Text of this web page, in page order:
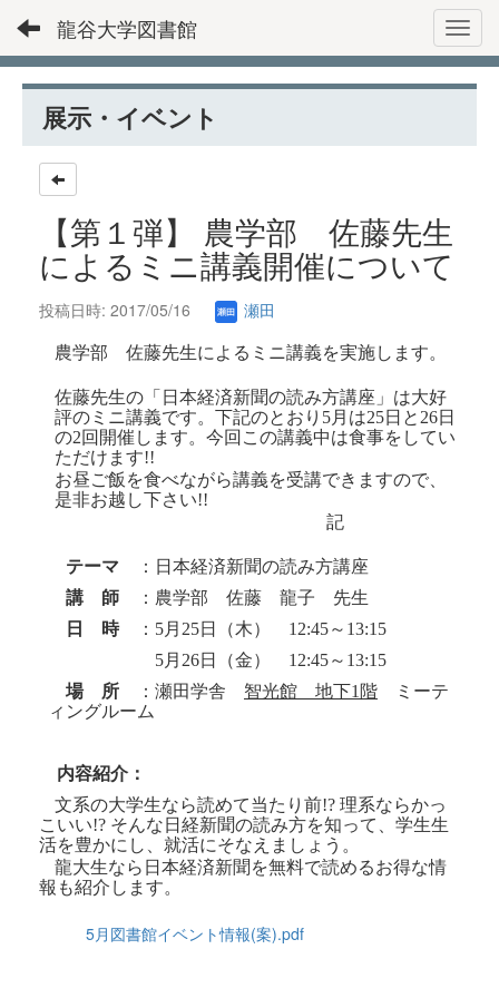
龍谷大学図書館
展示・イベント
【第１弾】 農学部 佐藤先生
によるミニ講義開催について
投稿日時: 2017/05/16 瀬田
農学部 佐藤先生によるミニ講義を実施します。
佐藤先生の「日本経済新聞の読み方講座」は大好
評のミニ講義です。下記のとおり 5月は25日と 26日
の2回開催します。今回この講義中は食事をしてい
ただけます!!
お昼ご飯を食べながら講義を受講できますので、
是非お越し下さい!!
記
テーマ ：日本経済新聞の読み方講座
講 師 ：農学部 佐藤 龍子 先生
日 時： 5月 25日（木） 12:45～ 13:15
5月 26日（金） 12:45～ 13:15
場 所 ：瀬田学舎 智光館 地下1 階 ミーテ
ィングルーム
内容紹介：
文系の大学生なら読めて当たり前!? 理系ならかっ
こいい!? そんな日経新聞の読み方を知って、学生生
活を豊かにし、就活にそなえましょう。
龍大生なら日本経済新聞を無料で読めるお得な情
報も紹介します。
5月図書館イベント情報(案).pdf